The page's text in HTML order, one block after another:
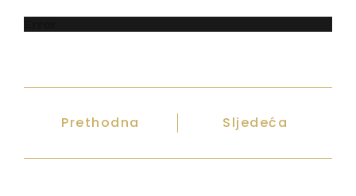
Prethodna Sljedeća